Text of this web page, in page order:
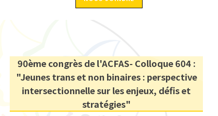
90ème congrès de l'ACFAS- Colloque 604 :
"Jeunes trans et non binaires : perspective
intersectionnelle sur les enjeux, défis et
stratégies"